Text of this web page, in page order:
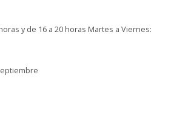
y de 16 a 20 horas Martes a Viernes: